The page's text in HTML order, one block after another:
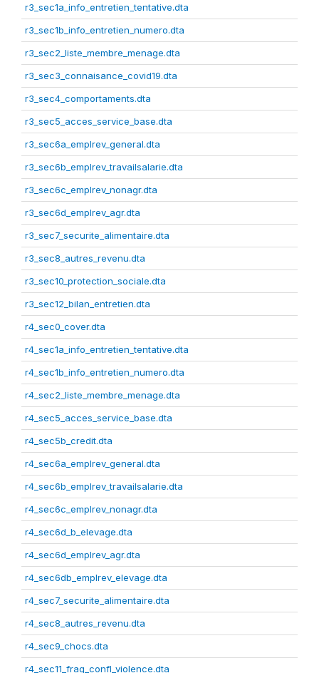
r3_sec1a_info_entretien_tentative.dta
r3_sec1b_info_entretien_numero.dta
r3_sec2_liste_membre_menage.dta
r3_sec3_connaisance_covid19.dta
r3_sec4_comportaments.dta
r3_sec5_acces_service_base.dta
r3_sec6a_emplrev_general.dta
r3_sec6b_emplrev_travailsalarie.dta
r3_sec6c_emplrev_nonagr.dta
r3_sec6d_emplrev_agr.dta
r3_sec7_securite_alimentaire.dta
r3_sec8_autres_revenu.dta
r3_sec10_protection_sociale.dta
r3_sec12_bilan_entretien.dta
r4_sec0_cover.dta
r4_sec1a_info_entretien_tentative.dta
r4_sec1b_info_entretien_numero.dta
r4_sec2_liste_membre_menage.dta
r4_sec5_acces_service_base.dta
r4_sec5b_credit.dta
r4_sec6a_emplrev_general.dta
r4_sec6b_emplrev_travailsalarie.dta
r4_sec6c_emplrev_nonagr.dta
r4_sec6d_b_elevage.dta
r4_sec6d_emplrev_agr.dta
r4_sec6db_emplrev_elevage.dta
r4_sec7_securite_alimentaire.dta
r4_sec8_autres_revenu.dta
r4_sec9_chocs.dta
r4_sec11_frag_confl_violence.dta